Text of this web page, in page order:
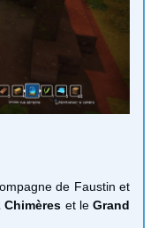
de Faustin et
Chimères et leGrand